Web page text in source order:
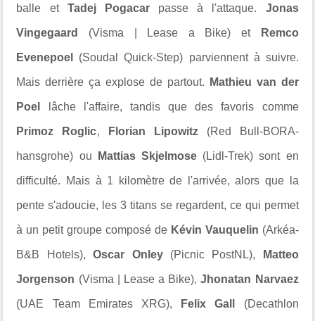
balle et Tadej Pogacar passe à l'attaque. Jonas
Vingegaard (Visma | Lease a Bike) et Remco
Evenepoel (Soudal Quick-Step) parviennent à suivre.
Mais derrière ça explose de partout. Mathieu van der
Poel lâche l'affaire, tandis que des favoris comme
Primoz Roglic, Florian Lipowitz(Red Bull-BORA-
hansgrohe) ou Mattias Skjelmose (Lidl-Trek) sont en
difficulté. Mais à 1 kilomètre de l'arrivée, alors que la
pente s'adoucie, les 3 titans se regardent, ce qui permet
à un petit groupe composé de Kévin Vauquelin (Arkéa-
B&B Hotels),Oscar Onley (Picnic PostNL), Matteo
Jorgenson (Visma | Lease a Bike),Jhonatan Narvaez
(UAE Team Emirates XRG), Felix Gall (Decathlon